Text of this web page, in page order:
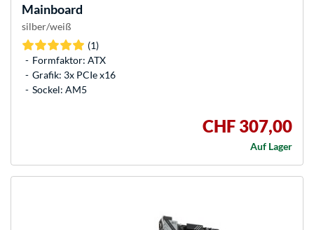
Mainboard
silber/weiß
(1)
Formfaktor: ATX
Grafik: 3x PCIe x16
Sockel: AM5
CHF 307,00
Auf Lager